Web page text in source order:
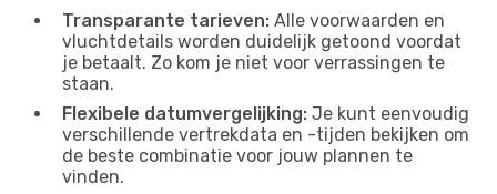
Transparante tarieven: Alle voorwaarden en
vluchtdetails worden duidelijk getoond voordat
je betaalt. Zo kom je niet voor verrassingen te
staan.
Flexibele datumvergelijking: Je kunt eenvoudig
verschillende vertrekdata en -tijden bekijken om
de beste combinatie voor jouw plannen te
vinden.